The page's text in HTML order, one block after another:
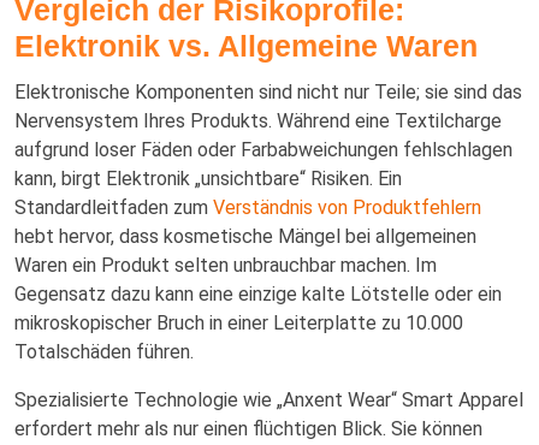
Vergleich der Risikoprofile:
Elektronik vs. Allgemeine Waren
Elektronische Komponenten sind nicht nur Teile; sie sind das
Nervensystem Ihres Produkts. Während eine Textilcharge
aufgrund loser Fäden oder Farbabweichungen fehlschlagen
kann, birgt Elektronik „unsichtbare“ Risiken. Ein
Standardleitfaden zum Verständnis von Produktfehlern
hebt hervor, dass kosmetische Mängel bei allgemeinen
Waren ein Produkt selten unbrauchbar machen. Im
Gegensatz dazu kann eine einzige kalte Lötstelle oder ein
mikroskopischer Bruch in einer Leiterplatte zu 10.000
Totalschäden führen.
Spezialisierte Technologie wie „Anxent Wear“ Smart Apparel
erfordert mehr als nur einen flüchtigen Blick. Sie können